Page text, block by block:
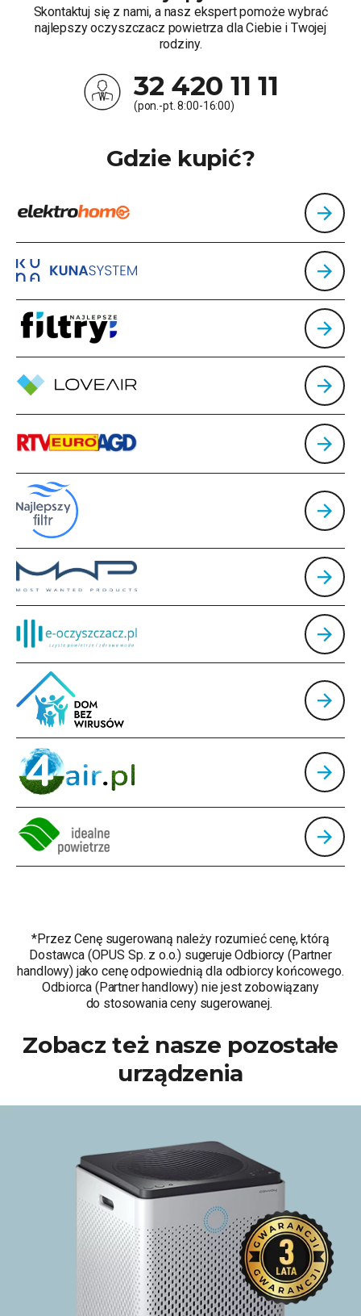
Skontaktuj się z nami, a nasz ekspert pomoże wybrać
najlepszy oczyszczacz powietrza dla Ciebie i Twojej
rodziny.
32 420 11 11
(pon.-pt. 8:00-16:00)
Gdzie kupić?
*Przez Cenę sugerowaną należy rozumieć cenę, którą
Dostawca (OPUS Sp. z o.o.) sugeruje Odbiorcy (Partner
handlowy) jako cenę odpowiednią dla odbiorcy końcowego.
Odbiorca (Partner handlowy) nie jest zobowiązany
do stosowania ceny sugerowanej.
Zobacz też nasze pozostałe
urządzenia